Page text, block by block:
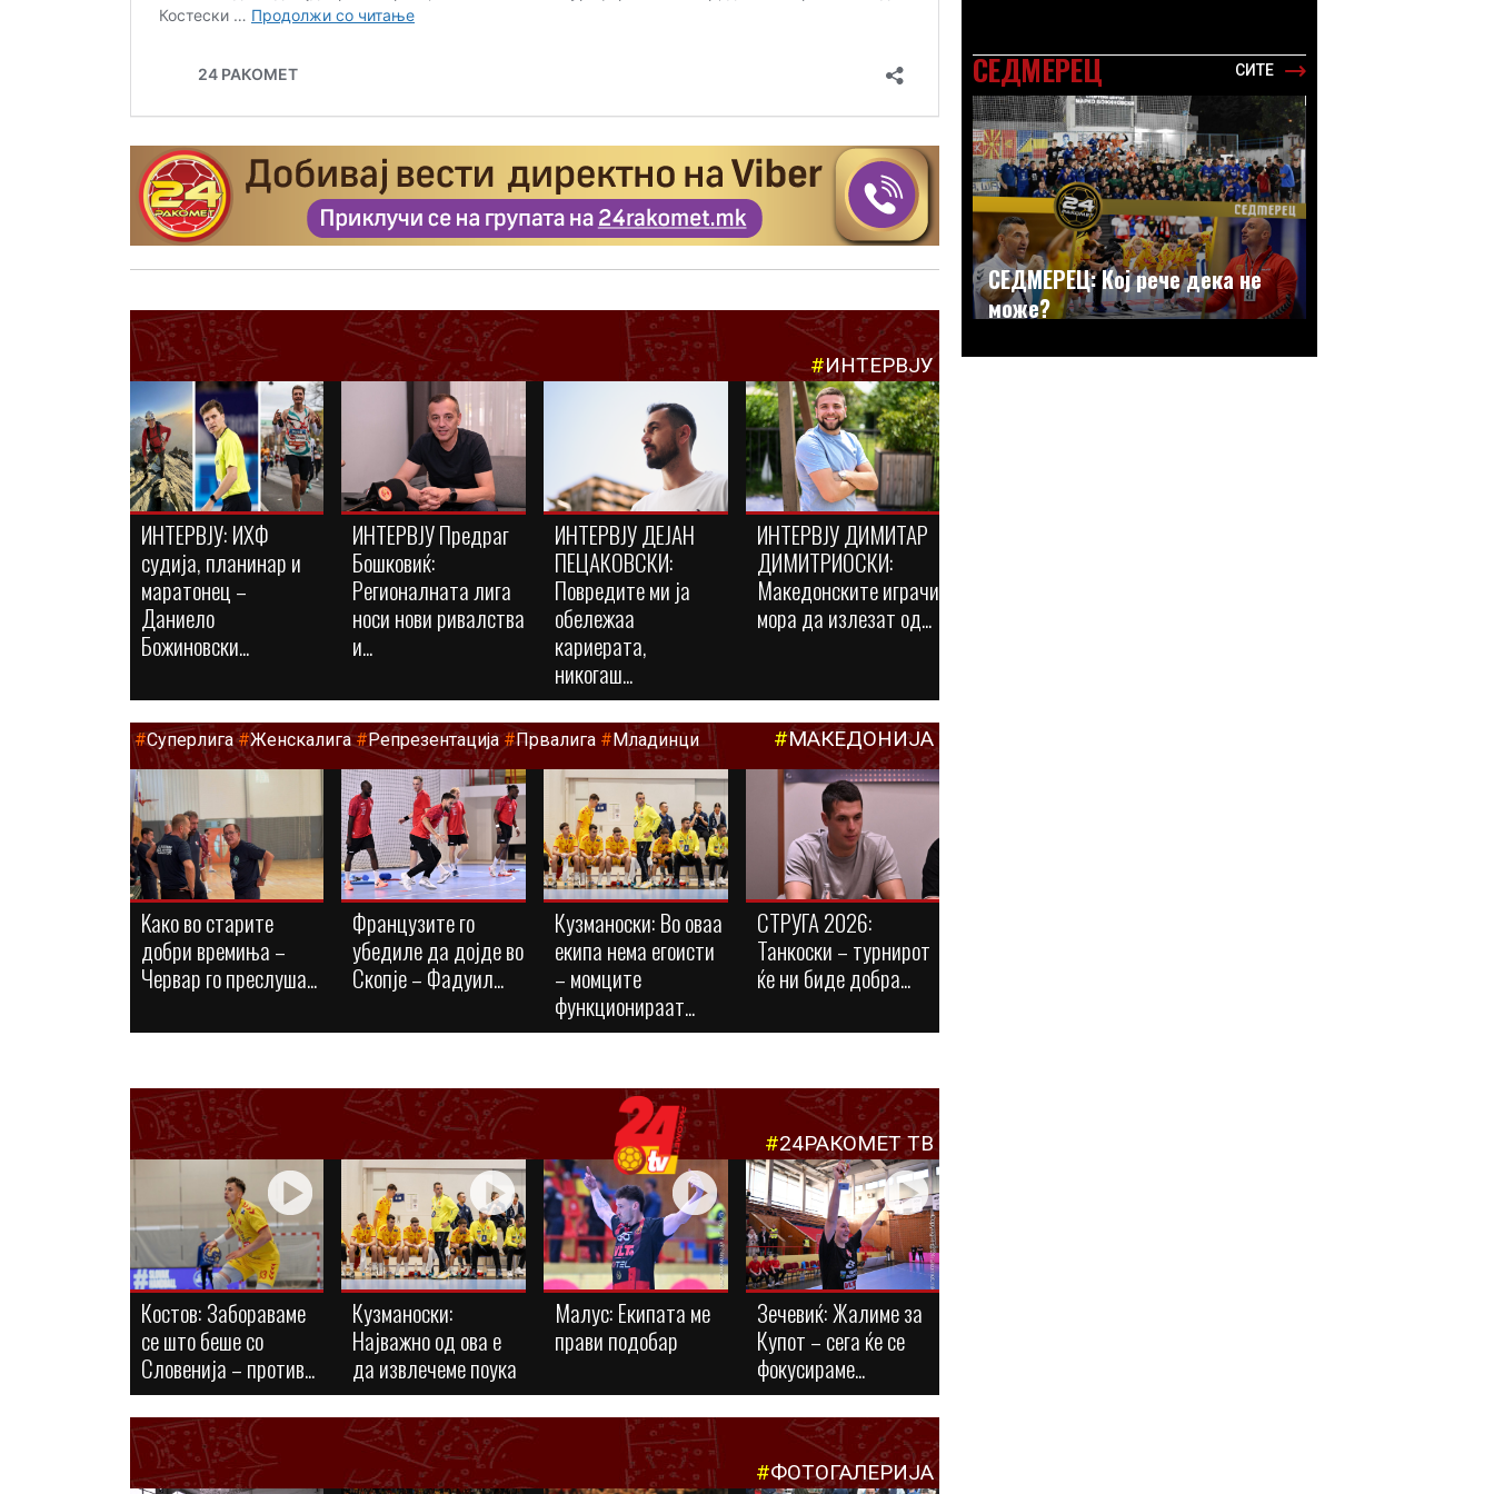
#ИНТЕРВЈУ
ИНТЕРВЈУ: ИХФ
судија, планинар и
маратонец –
Даниело
Божиновски...
ИНТЕРВЈУ Предраг
Бошковиќ:
Регионалната лига
носи нови ривалства
и...
ИНТЕРВЈУ ДЕЈАН
ПЕЦАКОВСКИ:
Повредите ми ја
обележаа
кариерата,
никогаш...
ИНТЕРВЈУ ДИМИТАР
ДИМИТРИОСКИ:
Македонските играчи
мора да излезат од...
#Суперлига #Женскалига#Репрезентација #Првалига #Младинци #МАКЕДОНИЈА
Kaко во старите
добри времиња –
Червар го преслуша...
Французите го
убедиле да дојде во
Скопје – Фадуил...
Кузманоски: Во оваа
екипа нема егоисти
– момците
функционираат...
СТРУГА 2026:
Танкоски – турнирот
ќе ни биде добра...
#24РАКОМЕТ ТВ
Костов: Забораваме
се што беше со
Словенија – против...
Кузманоски:
Најважно од ова е
да извлечеме поука
Малус: Eкипата ме
прави подобар
Зечевиќ: Жалиме за
Купот – сега ќе се
фокусираме...
#ФОТОГАЛЕРИЈА
СЕДМЕРЕЦ СИТЕ
СЕДМЕРЕЦ: Кој рече дека не
може?